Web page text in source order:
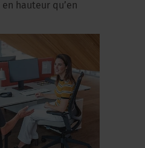
hauteur qu’en